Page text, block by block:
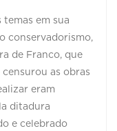
em sua
conservadorismo,
de Franco, que
censurou as obras
eram
ditadura
e celebrado